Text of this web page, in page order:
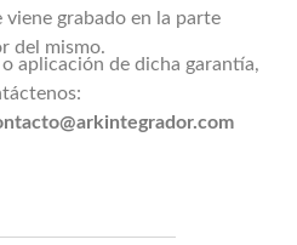
viene grabado en la parte
del mismo.
aplicación de dicha garantía,